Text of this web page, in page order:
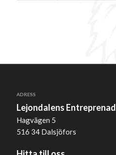
ADRESS
Lejondalens Entreprenad
Hagvägen 5
516 34 Dalsjöfors